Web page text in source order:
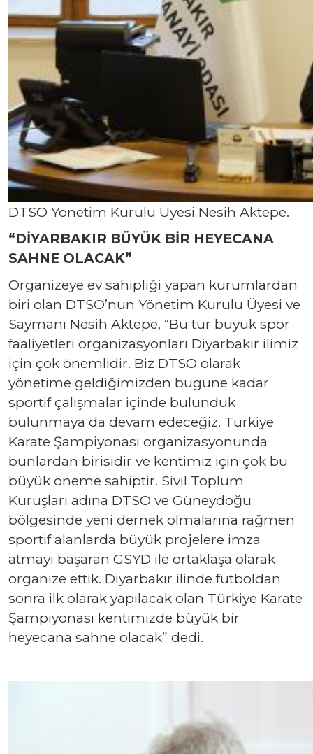
DTSO Yönetim Kurulu Üyesi Nesih Aktepe.
“DİYARBAKIR BÜYÜK BİR HEYECANA
SAHNE OLACAK”
Organizeye ev sahipliği yapan kurumlardan
biri olan DTSO’nun Yönetim Kurulu Üyesi ve
Saymanı Nesih Aktepe, “Bu tür büyük spor
faaliyetleri organizasyonları Diyarbakır ilimiz
için çok önemlidir. Biz DTSO olarak
yönetime geldiğimizden bugüne kadar
sportif çalışmalar içinde bulunduk
bulunmaya da devam edeceğiz. Türkiye
Karate Şampiyonası organizasyonunda
bunlardan birisidir ve kentimiz için çok bu
büyük öneme sahiptir. Sivil Toplum
Kuruşları adına DTSO ve Güneydoğu
bölgesinde yeni dernek olmalarına rağmen
sportif alanlarda büyük projelere imza
atmayı başaran GSYD ile ortaklaşa olarak
organize ettik. Diyarbakır ilinde futboldan
sonra ilk olarak yapılacak olan Türkiye Karate
Şampiyonası kentimizde büyük bir
heyecana sahne olacak” dedi.